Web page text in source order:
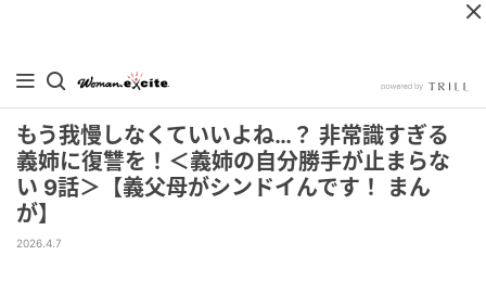
もう我慢しなくていいよね…？ 非常識すぎる
義姉に復讐を！＜義姉の自分勝手が止まらな
い 9話＞【義父母がシンドイんです！ まん
が】
2026.4.7